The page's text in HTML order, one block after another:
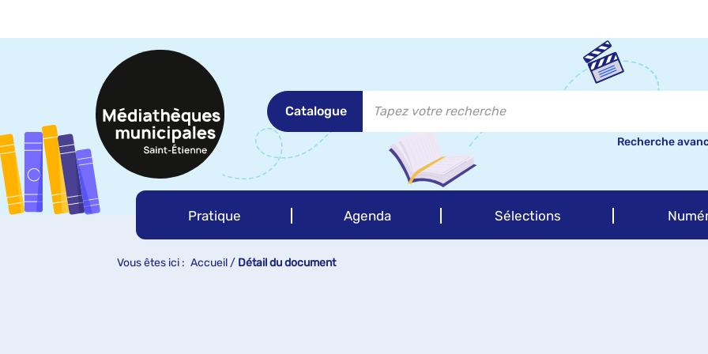
Catalogue
Recherche
Vous êtes ici : Accueil / Détail du document
Pratique Agenda Sélections